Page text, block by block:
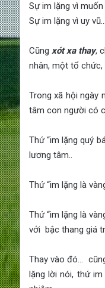
Sự im lặng vì
Sự im lặng vì uy vũ…
Cũng xót xa thay,
nhân, một tổ
Trong xã hội ngày
tâm con người có
Thứ “im lặng quý
lương tâm..
Thứ “im lặng là
Thứ “im lặng là
với bậc thang giá
Thay vào đó…
lặng lời nói, thứ